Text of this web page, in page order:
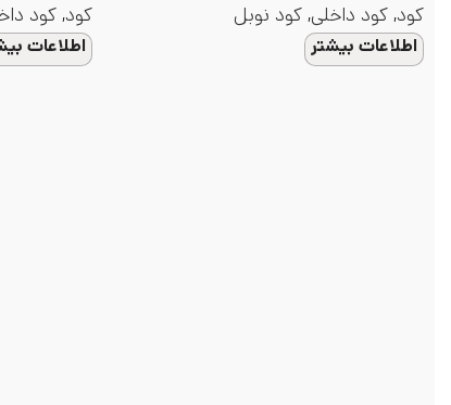
کود,کود داخلی,کود نوبل
اطلاعات بیشتر
کود,کود
اطلاعات